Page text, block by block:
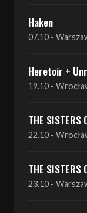
Heretoir +
19.10 -
THE SISTERS
22.10 -
THE SISTERS
23.10 -
Lone
13.11 -